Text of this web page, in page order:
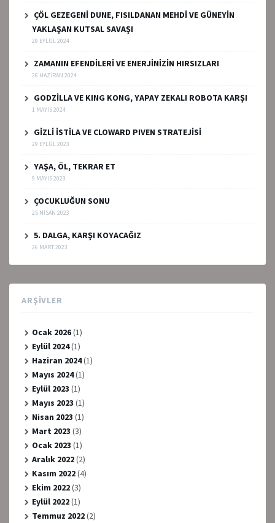
ÇÖL GEZEGENİ DUNE, FISILDANAN MEHDİ VE GÜNEYİN
YAKLAŞAN KUTSAL SAVAŞI
29 EYLÜL 2024
ZAMANIN EFENDİLERİ VE ENERJİNİZİN HIRSIZLARI
26 HAZIRAN 2024
GODZİLLA VE KING KONG, YAPAY ZEKALI ROBOTA KARŞI
1 MAYIS 2024
GİZLİ İSTİLA VE CLOWARD PIVEN STRATEJİSİ
29 EYLÜL 2023
YAŞA, ÖL, TEKRAR ET
9 MAYIS 2023
ÇOCUKLUĞUN SONU
25 NISAN 2023
5. DALGA, KARŞI KOYACAĞIZ
26 MART 2023
ARŞIVLER
Ocak 2026(1)
Eylül 2024(1)
Haziran 2024(1)
Mayıs 2024(1)
Eylül 2023 (1)
Mayıs 2023 (1)
Nisan 2023 (1)
Mart 2023 (3)
Ocak 2023 (1)
Aralık 2022(2)
Kasım 2022(4)
Ekim 2022(3)
Eylül 2022(1)
Temmuz 2022(2)